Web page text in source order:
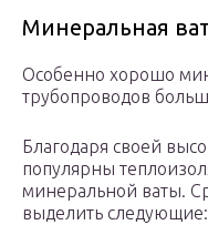
Минеральная
Особенно хорошо
трубопроводов
Благодаря своей
популярны
минеральной ваты.
выделить следующие: